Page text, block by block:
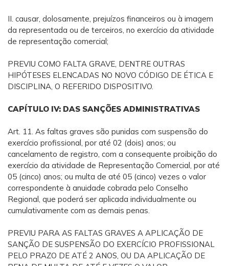
II. causar, dolosamente, prejuízos financeiros ou à imagem
da representada ou de terceiros, no exercício da atividade
de representação comercial;
PREVIU COMO FALTA GRAVE, DENTRE OUTRAS
HIPÓTESES ELENCADAS NO NOVO CÓDIGO DE ÉTICA E
DISCIPLINA, O REFERIDO DISPOSITIVO.
CAPÍTULO IV: DAS SANÇÕES ADMINISTRATIVAS
Art. 11. As faltas graves são punidas com suspensão do
exercício profissional, por até 02 (dois) anos; ou
cancelamento de registro, com a consequente proibição do
exercício da atividade de Representação Comercial, por até
05 (cinco) anos; ou multa de até 05 (cinco) vezes o valor
correspondente à anuidade cobrada pelo Conselho
Regional, que poderá ser aplicada individualmente ou
cumulativamente com as demais penas.
PREVIU PARA AS FALTAS GRAVES A APLICAÇÃO DE
SANÇÃO DE SUSPENSÃO DO EXERCÍCIO PROFISSIONAL
PELO PRAZO DE ATÉ 2 ANOS, OU DA APLICAÇÃO DE